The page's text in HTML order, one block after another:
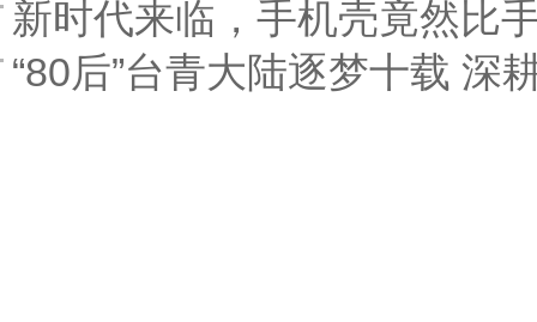
新时代来临，手机壳竟然比
“80后”台青大陆逐梦十载 深